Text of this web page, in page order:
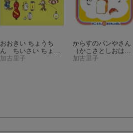
おおきい ちょうち
ん ちいさい ちょう
ちん （かがくのとも
加古里子
からすのパンやさん
（かこさとしおはな
しのほん）
加古里子